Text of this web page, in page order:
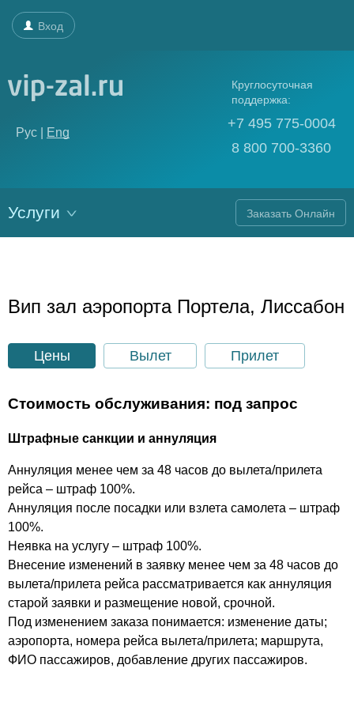
Вход
Рус | Eng
Круглосуточная
поддержка:
+7 495 775-0004
8 800 700-3360
Услуги Заказать Онлайн
Вип зал аэропорта Портела, Лиссабон
Цены Вылет Прилет
Стоимость обслуживания: под запрос
Штрафные санкции и аннуляция
Аннуляция менее чем за 48 часов до вылета/прилета
рейса – штраф 100%.
Аннуляция после посадки или взлета самолета – штраф
100%.
Неявка на услугу – штраф 100%.
Внесение изменений в заявку менее чем за 48 часов до
вылета/прилета рейса рассматривается как аннуляция
старой заявки и размещение новой, срочной.
Под изменением заказа понимается: изменение даты;
аэропорта, номера рейса вылета/прилета; маршрута,
ФИО пассажиров, добавление других пассажиров.